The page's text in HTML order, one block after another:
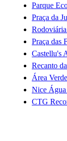
Parque
Praça da
Praça das
Castellu's
Recanto
Área
Nice Água
CTG